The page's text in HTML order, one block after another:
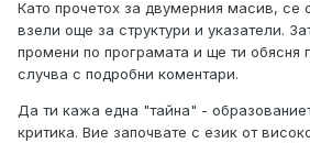
Като прочетох за двумерния масив, се
взели още за структури и указатели.
промени по програмата и ще ти обясня
случва с подробни коментари.
Да ти кажа една "тайна" -
критика. Вие започвате с език от